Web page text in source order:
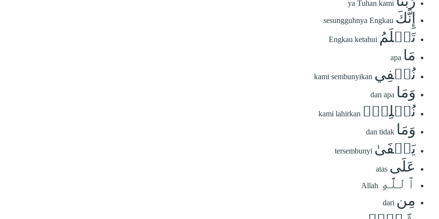
ya Tuhan kami
إِنَّكَ sesungguhnya Engkau
تَعۡلَمُ Engkau ketahui
مَا apa
نُخۡفِي kami sembunyikan
وَمَا dan apa
نُعۡلِنُۗ kami lahirkan
وَمَا dan tidak
يَخۡفَىٰ tersembunyi
عَلَى atas
ٱللَّهِ Allah
مِن dari